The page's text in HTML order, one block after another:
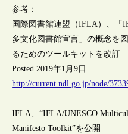
参考：
国際図書館連盟（IFLA）、「
多文化図書館宣言」の概念を
るためのツールキットを改訂
Posted 2019年1月9日
http://current.ndl.go.jp/node/
IFLA、“IFLA/UNESCO
Manifesto Toolkit”を公開